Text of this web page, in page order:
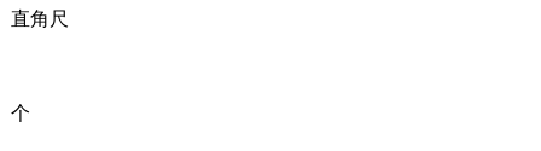
直角尺
个